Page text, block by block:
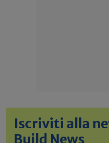
Iscriviti alla
Build News